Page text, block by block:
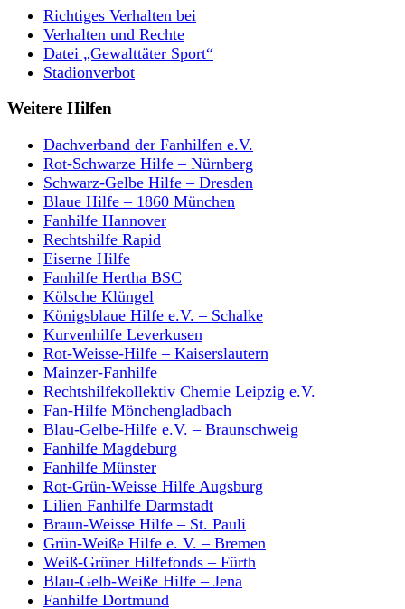
Richtiges Verhalten bei
Verhalten und Rechte
Datei „Gewalttäter Sport“
Stadionverbot
Weitere Hilfen
Dachverband der Fanhilfen e.V.
Rot-Schwarze Hilfe – Nürnberg
Schwarz-Gelbe Hilfe – Dresden
Blaue Hilfe – 1860 München
Fanhilfe Hannover
Rechtshilfe Rapid
Eiserne Hilfe
Fanhilfe Hertha BSC
Kölsche Klüngel
Königsblaue Hilfe e.V. – Schalke
Kurvenhilfe Leverkusen
Rot-Weisse-Hilfe – Kaiserslautern
Mainzer-Fanhilfe
Rechtshilfekollektiv Chemie Leipzig e.V.
Fan-Hilfe Mönchengladbach
Blau-Gelbe-Hilfe e.V. – Braunschweig
Fanhilfe Magdeburg
Fanhilfe Münster
Rot-Grün-Weisse Hilfe Augsburg
Lilien Fanhilfe Darmstadt
Braun-Weisse Hilfe – St. Pauli
Grün-Weiße Hilfe e. V. – Bremen
Weiß-Grüner Hilfefonds – Fürth
Blau-Gelb-Weiße Hilfe – Jena
Fanhilfe Dortmund